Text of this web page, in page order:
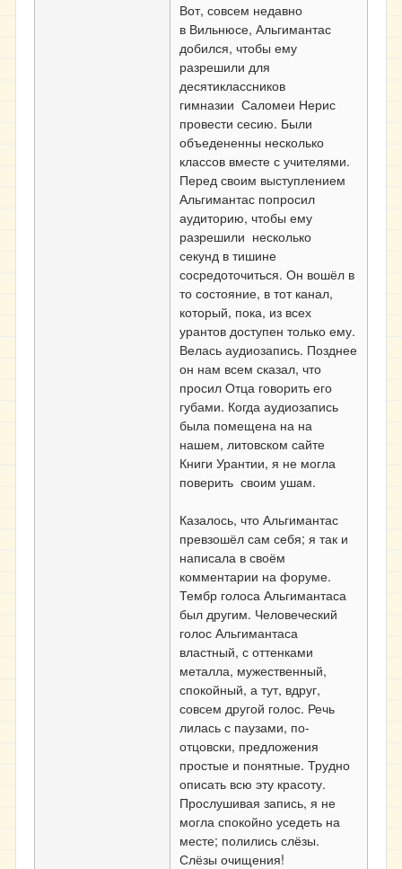
Вот, совсем недавно
в Вильнюсе, Альгимантас
добился, чтобы ему
разрешили для
десятиклассников
гимназии Саломеи Нерис
провести сесию. Были
объедененны несколько
классов вместе с учителями.
Перед своим выступлением
Альгимантас попросил
аудиторию, чтобы ему
разрешили несколько
секунд в тишине
сосредоточиться. Он вошёл в
то состояние, в тот канал,
который, пока, из всех
урантов доступен только ему.
Велась аудиозапись. Позднее
он нам всем сказал, что
просил Отца говорить его
губами. Когда аудиозапись
была помещена на на
нашем, литовском сайте
Книги Урантии, я не могла
поверить своим ушам.
Казалось, что Альгимантас
превзошёл сам себя; я так и
написала в своём
комментарии на форуме.
Тембр голоса Альгимантаса
был другим. Человеческий
голос Альгимантаса
властный, с оттенками
металла, мужественный,
спокойный, а тут, вдруг,
совсем другой голос. Речь
лилась с паузами, по-
отцовски, предложения
простые и понятные. Трудно
описать всю эту красоту.
Прослушивая запись, я не
могла спокойно уседеть на
месте; полились слёзы.
Слёзы очищения!